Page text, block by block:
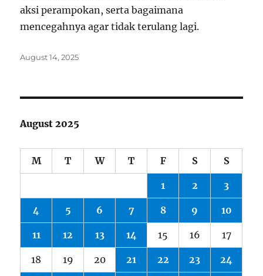
aksi perampokan, serta bagaimana
mencegahnya agar tidak terulang lagi.
Posted
August 14, 2025
August 2025
M T W T F S S
1 2 3
4 5 6 7 8 9 10
11 12 13 14 15 16 17
18 19 20 21 22 23 24